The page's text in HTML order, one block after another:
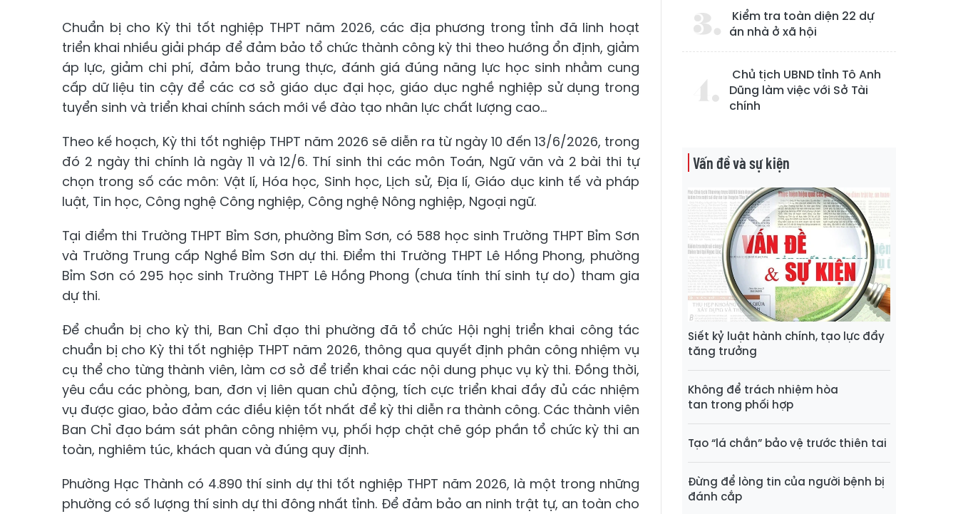
Chuẩn bị cho Kỳ thi tốt nghiệp THPT năm 2026, các địa phương trong tỉnh đã linh hoạt
triển khai nhiều giải pháp để đảm bảo tổ chức thành công kỳ thi theo hướng ổn định, giảm
áp lực, giảm chi phí, đảm bảo trung thực, đánh giá đúng năng lực học sinh nhằm cung
cấp dữ liệu tin cậy để các cơ sở giáo dục đại học, giáo dục nghề nghiệp sử dụng trong
tuyển sinh và triển khai chính sách mới về đào tạo nhân lực chất lượng cao...
Theo kế hoạch, Kỳ thi tốt nghiệp THPT năm 2026 sẽ diễn ra từ ngày 10 đến 13/6/2026, trong
đó 2 ngày thi chính là ngày 11 và 12/6. Thí sinh thi các môn Toán, Ngữ văn và 2 bài thi tự
chọn trong số các môn: Vật lí, Hóa học, Sinh học, Lịch sử, Địa lí, Giáo dục kinh tế và pháp
luật, Tin học, Công nghệ Công nghiệp, Công nghệ Nông nghiệp, Ngoại ngữ.
Tại điểm thi Trường THPT Bỉm Sơn, phường Bỉm Sơn, có 588 học sinh Trường THPT Bỉm Sơn
và Trường Trung cấp Nghề Bỉm Sơn dự thi. Điểm thi Trường THPT Lê Hồng Phong, phường
Bỉm Sơn có 295 học sinh Trường THPT Lê Hồng Phong (chưa tính thí sinh tự do) tham gia
dự thi.
Để chuẩn bị cho kỳ thi, Ban Chỉ đạo thi phường đã tổ chức Hội nghị triển khai công tác
chuẩn bị cho Kỳ thi tốt nghiệp THPT năm 2026, thông qua quyết định phân công nhiệm vụ
cụ thể cho từng thành viên, làm cơ sở để triển khai các nội dung phục vụ kỳ thi. Đồng thời,
yêu cầu các phòng, ban, đơn vị liên quan chủ động, tích cực triển khai đầy đủ các nhiệm
vụ được giao, bảo đảm các điều kiện tốt nhất để kỳ thi diễn ra thành công. Các thành viên
Ban Chỉ đạo bám sát phân công nhiệm vụ, phối hợp chặt chẽ góp phần tổ chức kỳ thi an
toàn, nghiêm túc, khách quan và đúng quy định.
Phường Hạc Thành có 4.890 thí sinh dự thi tốt nghiệp THPT năm 2026, là một trong những
phường có số lượng thí sinh dự thi đông nhất tỉnh. Để đảm bảo an ninh trật tự, an toàn cho
Kiểm tra toàn diện 22 dự
án nhà ở xã hội
Chủ tịch UBND tỉnh Tô Anh
Dũng làm việc với Sở Tài
chính
Vấn đề và sự kiện
Siết kỷ luật hành chính, tạo lực đẩy
tăng trưởng
Không để trách nhiệm hòa
tan trong phối hợp
Tạo “lá chắn” bảo vệ trước thiên tai
Đừng để lòng tin của người bệnh bị
đánh cắp